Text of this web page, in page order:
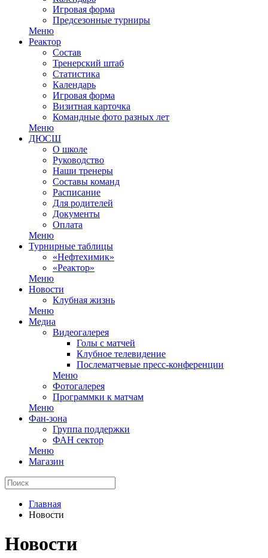
Игровая форма
Предсезонные турниры
Меню
Реактор
Состав
Тренерский штаб
Статистика
Календарь
Игровая форма
Визитная карточка
Командные фото разных лет
Меню
ДЮСШ
О школе
Руководство
Наши тренеры
Составы команд
Расписание
Для родителей
Документы
Оплата
Меню
Турнирные таблицы
«Нефтехимик»
«Реактор»
Меню
Новости
Клубная жизнь
Меню
Медиа
Видеогалерея
Голы с матчей
Клубное телевидение
Послематчевые пресс-конференции
Меню
Фотогалерея
Программки к матчам
Меню
Фан-зона
Группа поддержки
ФАН сектор
Меню
Магазин
Главная
Новости
Новости